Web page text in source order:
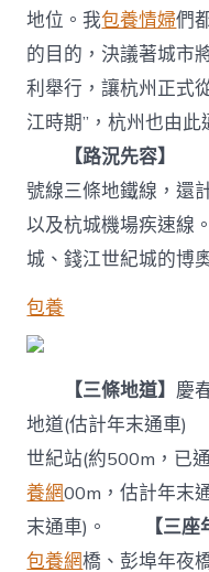
地位。我包養情婦們
的目的，決議著城市
利舉行，讓杭州正式
江時期”，杭州也由
【路況先容】
號線三條地鐵線，還
以及杭城機場疾速線
城、錢江世紀城的博
包養
【三條地道】慶
地道(估計年末通
世紀站(約500m，已
養網00m，估計年末
末通車)。
【三座
包養網橋、彭埠年夜